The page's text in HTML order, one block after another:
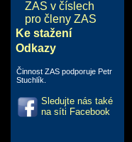
ZAS v číslech
pro členy ZAS
Ke stažení
Odkazy
Činnost ZAS podporuje Petr
Stuchlík.
Sledujte nás také
na síti Facebook